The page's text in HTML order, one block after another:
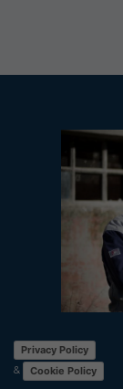
Privacy Policy
&
Cookie Policy